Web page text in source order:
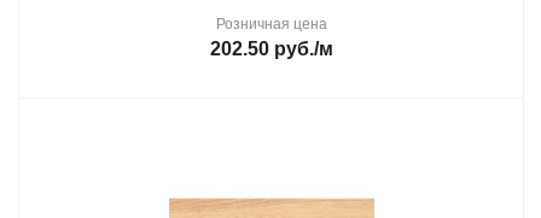
Розничная цена
202.50 руб./м